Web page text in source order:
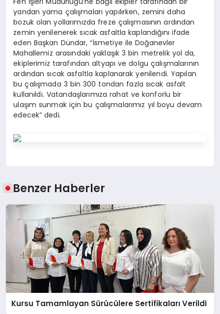
yandan yama çalışmaları yapılırken, zemini daha
bozuk olan yollarımızda freze çalışmasının ardından
zemin yenilenerek sıcak asfaltla kaplandığını ifade
eden Başkan Dündar, “İsmetiye ile Doğanevler
Mahallemiz arasındaki yaklaşık 3 bin metrelik yol da,
ekiplerimiz tarafından altyapı ve dolgu çalışmalarının
ardından sıcak asfaltla kaplanarak yenilendi. Yapılan
bu çalışmada 3 bin 300 tondan fazla sıcak asfalt
kullanıldı. Vatandaşlarımıza rahat ve konforlu bir
ulaşım sunmak için bu çalışmalarımız yıl boyu devam
edecek” dedi.
Benzer Haberler
Kursu Tamamlayan Sürücülere Sertifikaları Verildi